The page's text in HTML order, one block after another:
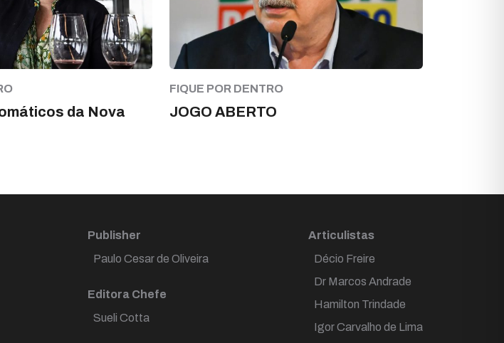
da Nova
FIQUE POR DENTRO
JOGO ABERTO
Publisher
Paulo Cesar de Oliveira
Editora Chefe
Sueli Cotta
Articulistas
Décio Freire
Dr Marcos Andrade
Hamilton Trindade
Igor Carvalho de Lima